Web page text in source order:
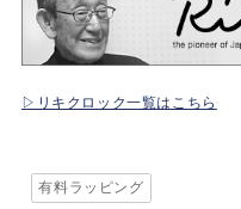
▷リキクロック一覧はこちら
有料ラッピング